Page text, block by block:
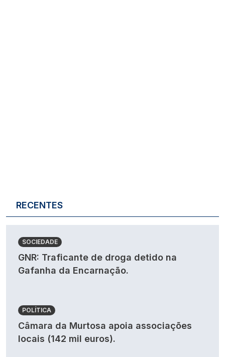
RECENTES
SOCIEDADE
GNR: Traficante de droga detido na
Gafanha da Encarnação.
POLÍTICA
Câmara da Murtosa apoia associações
locais (142 mil euros).